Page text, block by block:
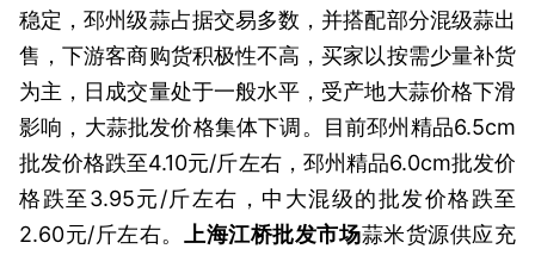
稳定，邳州级蒜占据交易多数，并搭配部分混级蒜出
售，下游客商购货积极性不高，买家以按需少量补货
为主，日成交量处于一般水平，受产地大蒜价格下滑
影响，大蒜批发价格集体下调。目前邳州精品6.5cm
批发价格跌至4.10元/斤左右，邳州精品6.0cm批发价
格跌至3.95元/斤左右，中大混级的批发价格跌至
2.60元/斤左右。
上海江桥批发市场蒜米货源供应充